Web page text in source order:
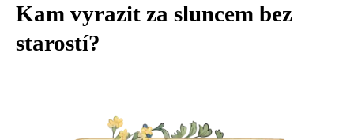
Kam vyrazit za sluncem bez
starostí?